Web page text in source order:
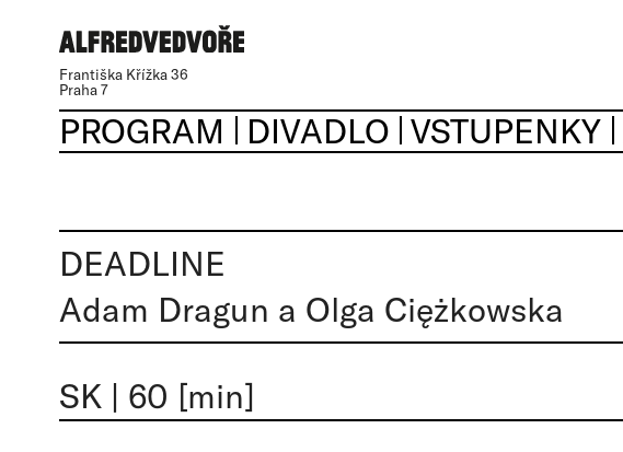
Františka Křížka 36
Praha 7
PROGRAM
DIVADLO VSTUPENKY
DEADLINE
Adam Dragun a Olga Ciężkowska
SK | 60 [min]